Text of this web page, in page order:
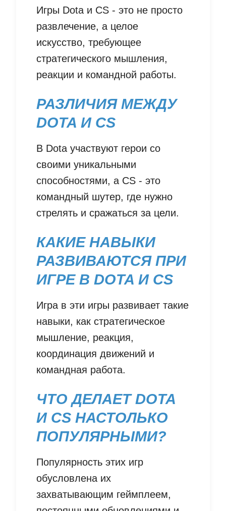
Игры Dota и CS - это не просто
развлечение, а целое
искусство, требующее
стратегического мышления,
реакции и командной работы.
РАЗЛИЧИЯ МЕЖДУ
DOTA И CS
В Dota участвуют герои со
своими уникальными
способностями, а CS - это
командный шутер, где нужно
стрелять и сражаться за цели.
КАКИЕ НАВЫКИ
РАЗВИВАЮТСЯ ПРИ
ИГРЕ В DOTA И CS
Игра в эти игры развивает такие
навыки, как стратегическое
мышление, реакция,
координация движений и
командная работа.
ЧТО ДЕЛАЕТ DOTA
И CS НАСТОЛЬКО
ПОПУЛЯРНЫМИ?
Популярность этих игр
обусловлена их
захватывающим геймплеем,